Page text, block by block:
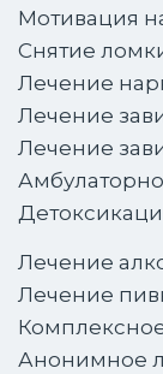
Мотивация
Снятие
Лечение
Лечение
Лечение
Лечение
Лечение
Анонимное